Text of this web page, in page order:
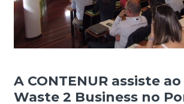
A CONTENUR assiste
Waste 2 Business no